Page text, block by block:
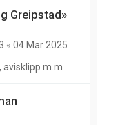
Greipstad»
« 04 Mar 2025
avisklipp m.m